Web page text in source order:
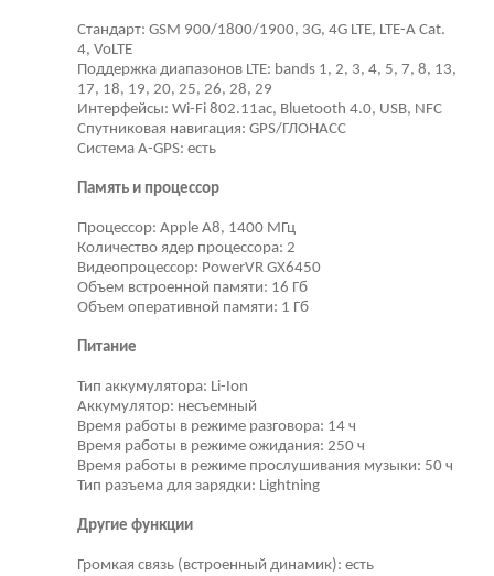
Стандарт: GSM 900/1800/1900, 3G, 4G LTE, LTE-A Cat.
4, VoLTE
Поддержка диапазонов LTE: bands 1, 2, 3, 4, 5, 7, 8, 13,
17, 18, 19, 20, 25, 26, 28, 29
Интерфейсы: Wi-Fi 802.11ac, Bluetooth 4.0, USB, NFC
Спутниковая навигация: GPS/ГЛОНАСС
Cистема A-GPS: есть
Память и процессор
Процессор: Apple A8, 1400 МГц
Количество ядер процессора: 2
Видеопроцессор: PowerVR GX6450
Объем встроенной памяти: 16 Гб
Объем оперативной памяти: 1 Гб
Питание
Тип аккумулятора: Li-Ion
Аккумулятор: несъемный
Время работы в режиме разговора: 14 ч
Время работы в режиме ожидания: 250 ч
Время работы в режиме прослушивания музыки: 50 ч
Тип разъема для зарядки: Lightning
Другие функции
Громкая связь (встроенный динамик): есть